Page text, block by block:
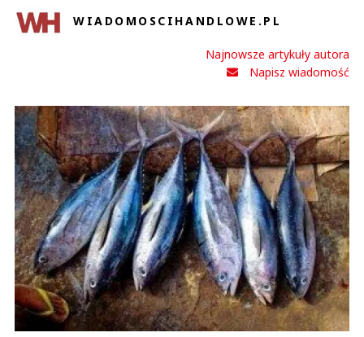
WIADOMOSCIHANDLOWE.PL
Najnowsze artykuły autora
Napisz wiadomość